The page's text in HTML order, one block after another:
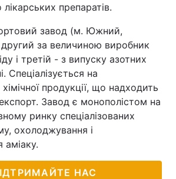
препаратів.
завод (м. Южний,
за величиною виробник
і третій - з випуску азотних
Спеціалізується на
продукції, що надходить
Завод є монополістом на
ринку спеціалізованих
охолоджування і
аміаку.
НАС